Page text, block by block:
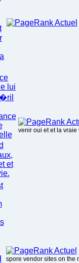
venir oui et et la vraie
spore vendor sites on the